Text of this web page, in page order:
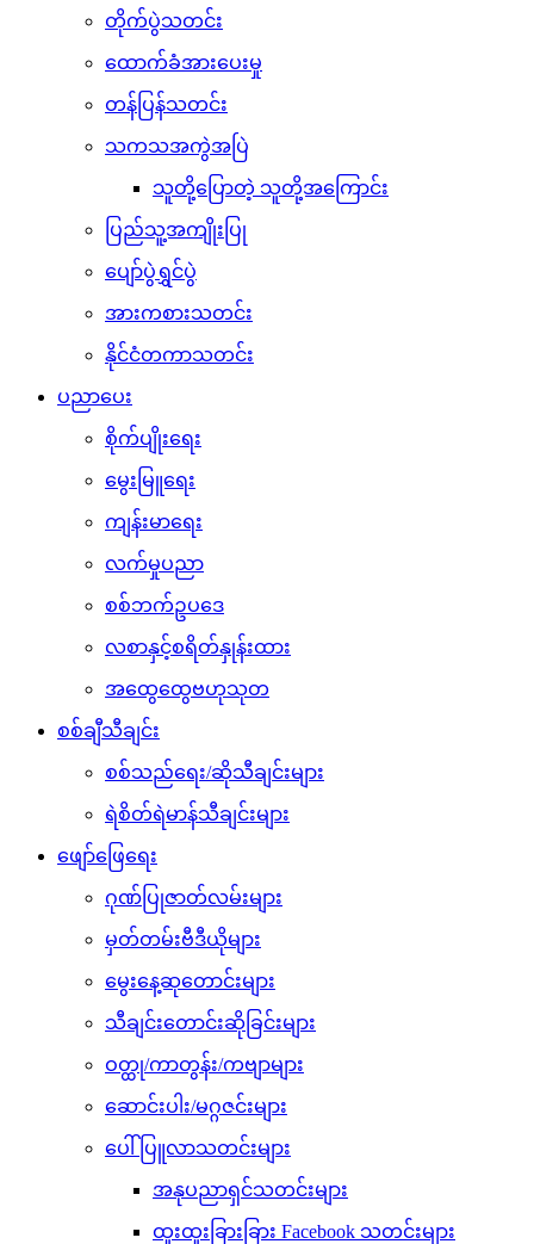
တိုက်ပွဲသတင်း
ထောက်ခံအားပေးမှု
တန်ပြန်သတင်း
သကသအကွဲအပြဲ
သူတို့ပြောတဲ့ သူတို့အကြောင်း
ပြည်သူ့အကျိုးပြု
ပျော်ပွဲရွှင်ပွဲ
အားကစားသတင်း
နိုင်ငံတကာသတင်း
ပညာပေး
စိုက်ပျိုးရေး
မွေးမြူရေး
ကျန်းမာရေး
လက်မှုပညာ
စစ်ဘက်ဥပဒေ
လစာနှင့်စရိတ်နှုန်းထား
အထွေထွေဗဟုသုတ
စစ်ချီသီချင်း
စစ်သည်ရေး/ဆိုသီချင်းများ
ရဲစိတ်ရဲမာန်သီချင်းများ
ဖျော်ဖြေရေး
ဂုဏ်ပြုဇာတ်လမ်းများ
မှတ်တမ်းဗီဒီယိုများ
မွေးနေ့ဆုတောင်းများ
သီချင်းတောင်းဆိုခြင်းများ
ဝတ္ထု/ကာတွန်း/ကဗျာများ
ဆောင်းပါး/မဂ္ဂဇင်းများ
ပေါ်ပြူလာသတင်းများ
အနုပညာရှင်သတင်းများ
ထူးထူးခြားခြား Facebook သတင်းများ